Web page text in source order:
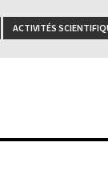
ACTIVITÉS